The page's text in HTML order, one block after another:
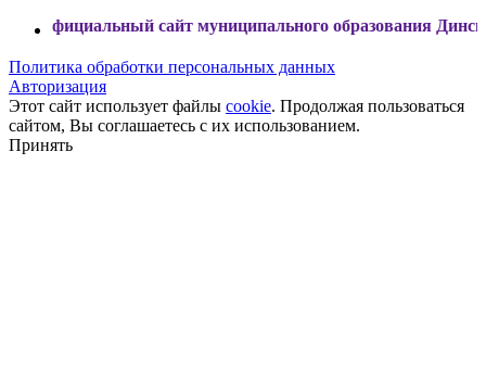
сайт муниципального образования Динской район
Политика обработки персональных данных
Авторизация
Этот сайт использует файлы cookie. Продолжая пользоваться
сайтом, Вы соглашаетесь с их использованием.
Принять